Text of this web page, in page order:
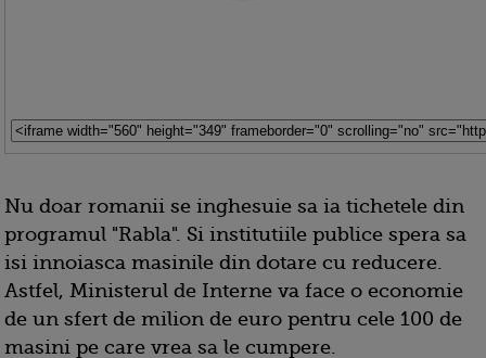
Nu doar romanii se inghesuie sa ia tichetele din
programul "Rabla". Si institutiile publice spera sa
isi innoiasca masinile din dotare cu reducere.
Astfel, Ministerul de Interne va face o economie
de un sfert de milion de euro pentru cele 100 de
masini pe care vrea sa le cumpere.